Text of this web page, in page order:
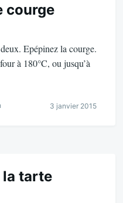
courge
Epépinez la courge.
à 180°C, ou jusqu’à
3 janvier 2015
la tarte